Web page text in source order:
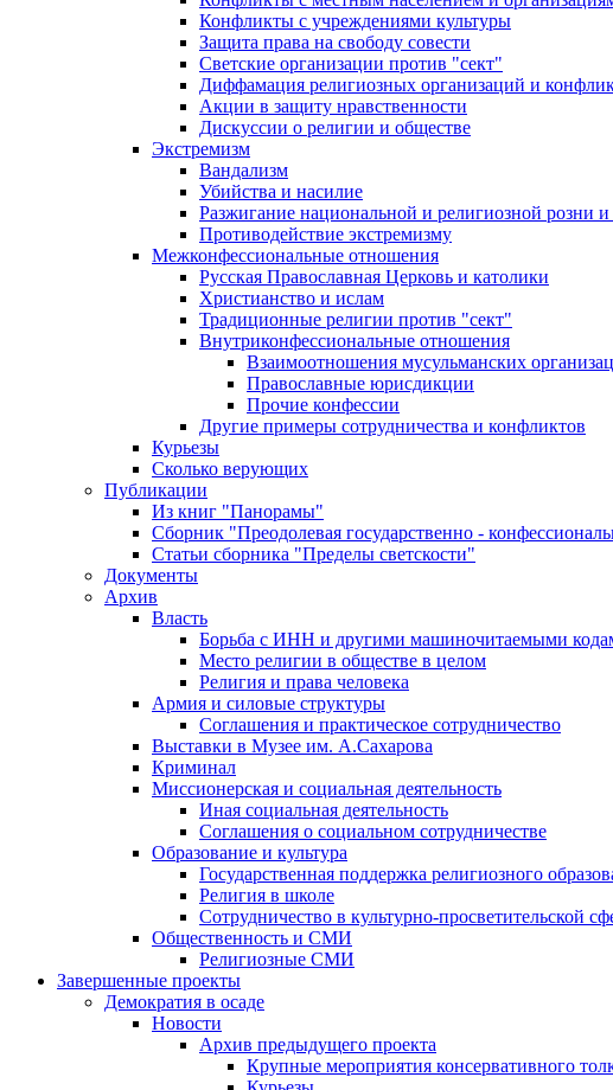
Конфликты с учреждениями культуры
Защита права на свободу совести
Светские организации против "сект"
Диффамация религиозных организаций и
Акции в защиту нравственности
Дискуссии о религии и обществе
Экстремизм
Вандализм
Убийства и насилие
Разжигание национальной и религиозной розни
Противодействие экстремизму
Межконфессиональные отношения
Русская Православная Церковь и католики
Христианство и ислам
Традиционные религии против "сект"
Внутриконфессиональные отношения
Взаимоотношения мусульманских
Православные юрисдикции
Прочие конфессии
Другие примеры сотрудничества и конфликтов
Курьезы
Сколько верующих
Публикации
Из книг "Панорамы"
Сборник "Преодолевая государственно -
Статьи сборника "Пределы светскости"
Документы
Архив
Власть
Борьба с ИНН и другими машиночитаемыми
Место религии в обществе в целом
Религия и права человека
Армия и силовые структуры
Соглашения и практическое сотрудничество
Выставки в Музее им. А.Сахарова
Криминал
Миссионерская и социальная деятельность
Иная социальная деятельность
Соглашения о социальном сотрудничестве
Образование и культура
Государственная поддержка религиозного
Религия в школе
Сотрудничество в культурно-просветительской
Общественность и СМИ
Религиозные СМИ
Завершенные проекты
Демократия в осаде
Новости
Архив предыдущего проекта
Крупные мероприятия консервативного